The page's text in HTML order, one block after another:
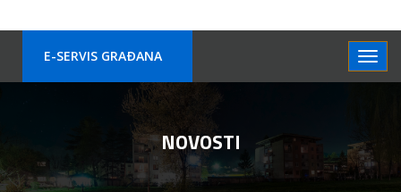
E-SERVIS GRAÐANA
NOVOSTI